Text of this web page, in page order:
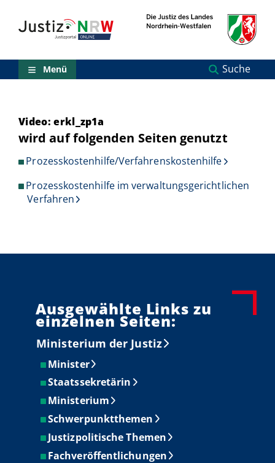
Inhalt
(Sprungmarken)
Menü
Zur
NRW-
Entscheidungssuche
Zur
Zum
Inhalt
Zu
Menü Suche
Video: erkl_zp1a
wird auf folgenden Seiten genutzt
Prozesskostenhilfe/Verfahrenskostenhilfe
Prozesskostenhilfe im verwaltungsgerichtlichen
Verfahren
Ausgewählte Links zu
einzelnen Seiten:
Ministerium der Justiz
Minister
Staatssekretärin
Ministerium
Schwerpunktthemen
Justizpolitische Themen
Fachveröffentlichungen